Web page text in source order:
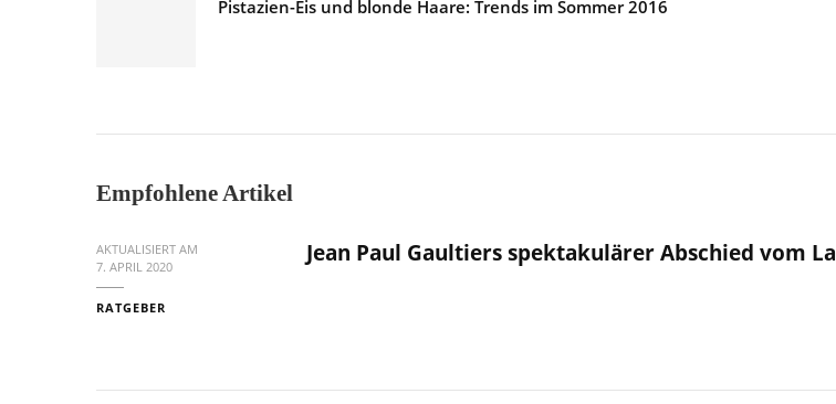
Pistazien-Eis und blonde Haare: Trends im Sommer 2016
Empfohlene Artikel
AKTUALISIERT AM
7. APRIL 2020
RATGEBER
Jean Paul Gaultiers spektakulärer Abschied vom